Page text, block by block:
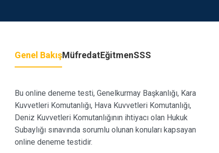
Genel BakışMüfredatEğitmenSSS
Bu online deneme testi, Genelkurmay Başkanlığı, Kara
Kuvvetleri Komutanlığı, Hava Kuvvetleri Komutanlığı,
Deniz Kuvvetleri Komutanlığının ihtiyacı olan Hukuk
Subaylığı sınavında sorumlu olunan konuları kapsayan
online deneme testidir.